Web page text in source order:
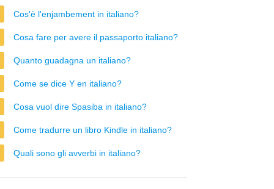
Cos'è l'enjambement in italiano?
Cosa fare per avere il passaporto italiano?
Quanto guadagna un italiano?
Come se dice Y en italiano?
Cosa vuol dire Spasiba in italiano?
Come tradurre un libro Kindle in italiano?
Quali sono gli avverbi in italiano?